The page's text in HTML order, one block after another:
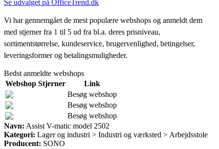
Se udvalget på OfficeTrend.dk
Vi har gennemgået de mest populære webshops og anmeldt dem
med stjerner fra 1 til 5 ud fra bl.a. deres prisniveau,
sortimentstørrelse, kundeservice, brugervenlighed, betingelser,
leveringsformer og betalingsmuligheder.
Bedst anmeldte webshops
Webshop Stjerner
Link
Besøg webshop
Besøg webshop
Besøg webshop
Navn: Assist V-matic model 2502
Kategori: Lager og industri > Industri og værksted > Arbejdsstole
Producent: SONO